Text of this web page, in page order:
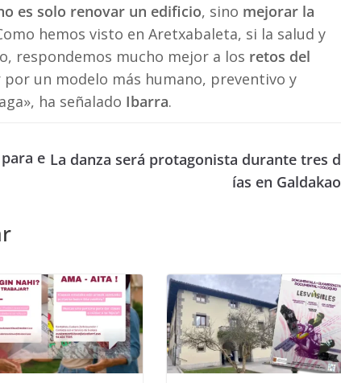
es solo renovar un edificio, sino mejorar la
hemos visto en Aretxabaleta, si la salud y
respondemos mucho mejor a los retos del
un modelo más humano, preventivo y
ha señalado Ibarra.
e La danza será protagonista durante tres d
ías en Galdakao